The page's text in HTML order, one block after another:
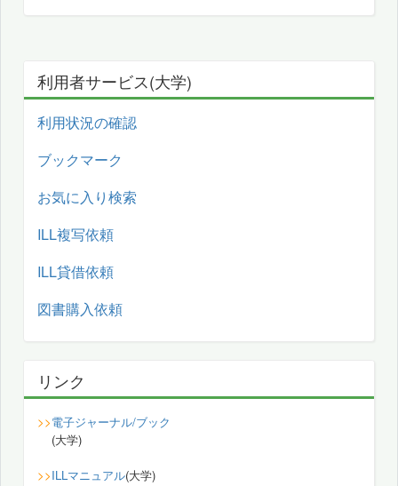
利用者サービス(大学)
利用状況の確認
ブックマーク
お気に入り検索
ILL複写依頼
ILL貸借依頼
図書購入依頼
リンク
>>電子ジャーナル/ブック
(大学)
>>ILLマニュアル(大学)